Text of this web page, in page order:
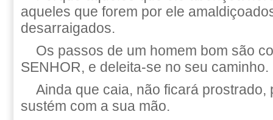
aqueles que forem por ele
desarraigados.
Os passos de um homem bom são
SENHOR, e deleita-se no seu caminho.
Ainda que caia, não ficará prostrado,
sustém com a sua mão.